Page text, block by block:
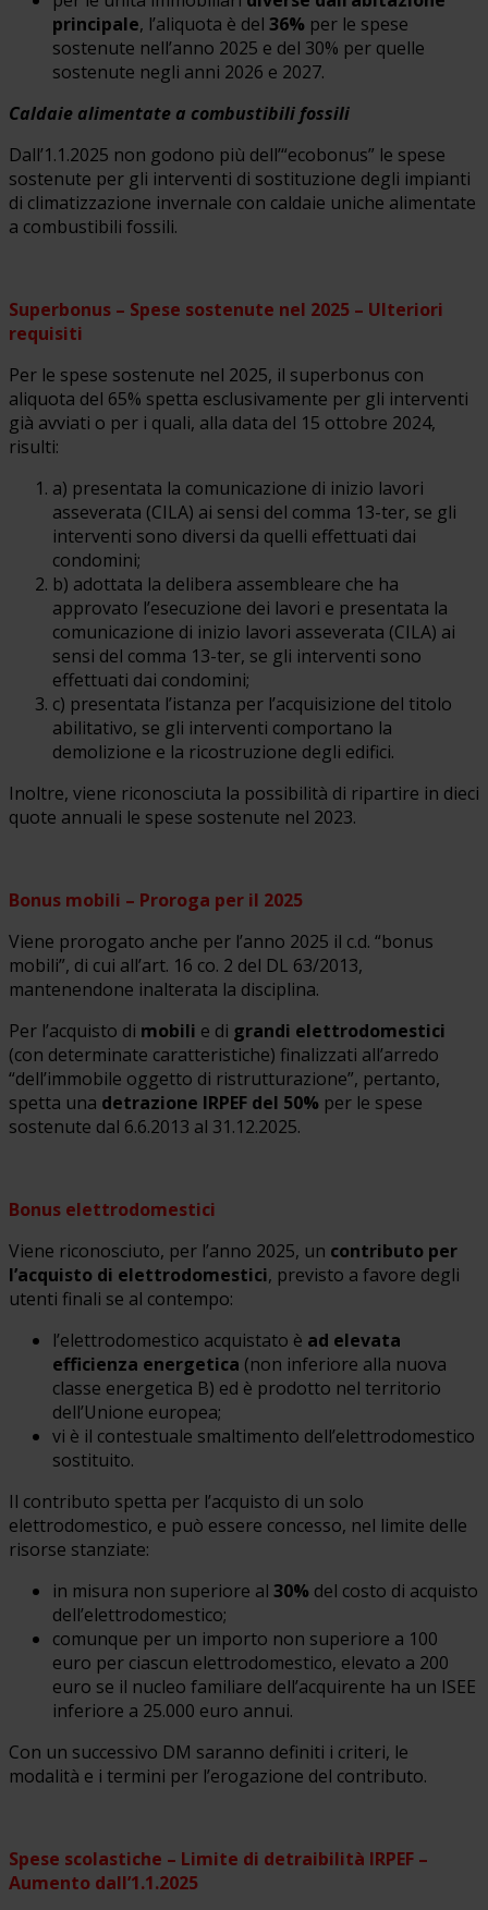
principale, l’aliquota è del 36% per le spese
sostenute nell’anno 2025 e del 30% per quelle
sostenute negli anni 2026 e 2027.
Caldaie alimentate a combustibili fossili
Dall’1.1.2025 non godono più dell’“ecobonus” le spese
sostenute per gli interventi di sostituzione degli impianti
di climatizzazione invernale con caldaie uniche alimentate
a combustibili fossili.
Superbonus – Spese sostenute nel 2025 – Ulteriori
requisiti
Per le spese sostenute nel 2025, il superbonus con
aliquota del 65% spetta esclusivamente per gli interventi
già avviati o per i quali, alla data del 15 ottobre 2024,
risulti:
a) presentata la comunicazione di inizio lavori
asseverata (CILA) ai sensi del comma 13-ter, se gli
interventi sono diversi da quelli effettuati dai
condomini;
b) adottata la delibera assembleare che ha
approvato l’esecuzione dei lavori e presentata la
comunicazione di inizio lavori asseverata (CILA) ai
sensi del comma 13-ter, se gli interventi sono
effettuati dai condomini;
c) presentata l’istanza per l’acquisizione del titolo
abilitativo, se gli interventi comportano la
demolizione e la ricostruzione degli edifici.
Inoltre, viene riconosciuta la possibilità di ripartire in dieci
quote annuali le spese sostenute nel 2023.
Bonus mobili – Proroga per il 2025
Viene prorogato anche per l’anno 2025 il c.d. “bonus
mobili”, di cui all’art. 16 co. 2 del DL 63/2013,
mantenendone inalterata la disciplina.
Per l’acquisto di mobili e di grandi elettrodomestici
(con determinate caratteristiche) finalizzati all’arredo
“dell’immobile oggetto di ristrutturazione”, pertanto,
spetta una detrazione IRPEF del 50% per le spese
sostenute dal 6.6.2013 al 31.12.2025.
Bonus elettrodomestici
Viene riconosciuto, per l’anno 2025, un contributo per
l’acquisto di elettrodomestici, previsto a favore degli
utenti finali se al contempo:
l’elettrodomestico acquistato è ad elevata
efficienza energetica (non inferiore alla nuova
classe energetica B) ed è prodotto nel territorio
dell’Unione europea;
vi è il contestuale smaltimento dell’elettrodomestico
sostituito.
Il contributo spetta per l’acquisto di un solo
elettrodomestico, e può essere concesso, nel limite delle
risorse stanziate:
in misura non superiore al 30% del costo di acquisto
dell’elettrodomestico;
comunque per un importo non superiore a 100
euro per ciascun elettrodomestico, elevato a 200
euro se il nucleo familiare dell’acquirente ha un ISEE
inferiore a 25.000 euro annui.
Con un successivo DM saranno definiti i criteri, le
modalità e i termini per l’erogazione del contributo.
Spese scolastiche – Limite di detraibilità IRPEF –
Aumento dall’1.1.2025